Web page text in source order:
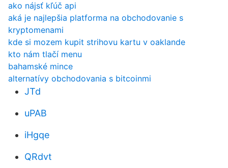
ako nájsť kľúč api
aká je najlepšia platforma na obchodovanie s
kryptomenami
kde si mozem kupit strihovu kartu v oaklande
kto nám tlačí menu
bahamské mince
alternatívy obchodovania s bitcoinmi
JTd
uPAB
iHgqe
QRdvt